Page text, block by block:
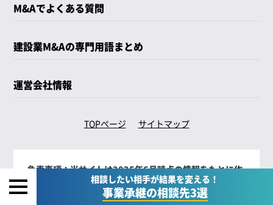
相談したい相手が結果を変える！
事業承継の相談先3選
M&Aでよくある質問
建設業M&Aの専門用語まとめ
運営会社情報
TOPページ サイトマップ
免責事項：当サイトは2025年6月時点の情報をもとに作
成しています。各社の施工事例の写真・各サイトからの
口コミなど、その当時の引用元を表記しておりますが、